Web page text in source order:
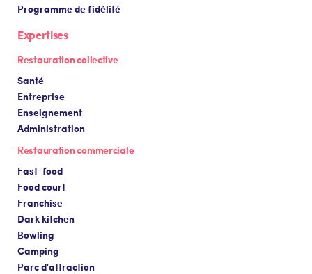
Programme de fidélité
Expertises
Restauration collective
Santé
Entreprise
Enseignement
Administration
Restauration commerciale
Fast-food
Food court
Franchise
Dark kitchen
Bowling
Camping
Parc d'attraction